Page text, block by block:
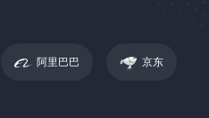
阿里巴巴 京东